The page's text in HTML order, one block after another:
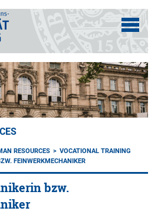
RESOURCES
VOCATIONAL TRAINING
FEINWERKMECHANIKER
bzw.